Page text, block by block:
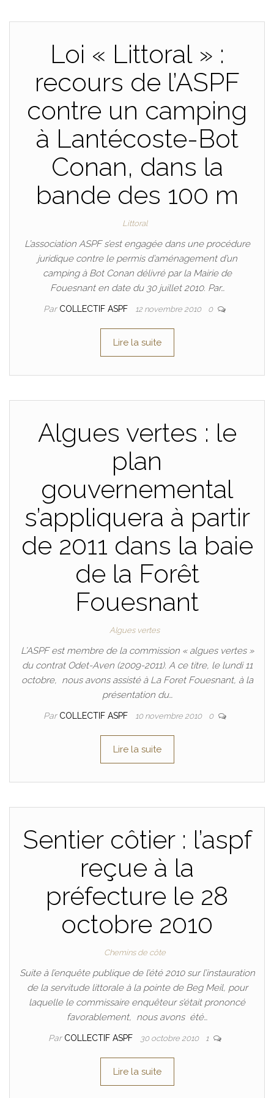
Loi « Littoral » :
recours de l’ASPF
contre un camping
à Lantécoste-Bot
Conan, dans la
bande des 100 m
Littoral
L’association ASPF s’est engagée dans une procédure
juridique contre le permis d’aménagement d’un
camping à Bot Conan délivré par la Mairie de
Fouesnant en date du 30 juillet 2010. Par…
Par COLLECTIF ASPF 12 novembre 2010 0
Lire la suite
Algues vertes : le
plan
gouvernemental
s’appliquera à partir
de 2011 dans la baie
de la Forêt
Fouesnant
Algues vertes
L’ASPF est membre de la commission « algues vertes »
du contrat Odet-Aven (2009-2011). A ce titre, le lundi 11
octobre, nous avons assisté à La Foret Fouesnant, à la
présentation du…
Par COLLECTIF ASPF 10 novembre 2010 0
Lire la suite
Sentier côtier : l’aspf
reçue à la
préfecture le 28
octobre 2010
Chemins de côte
Suite à l’enquête publique de l’été 2010 sur l’instauration
de la servitude littorale à la pointe de Beg Meil, pour
laquelle le commissaire enquêteur s’était prononcé
favorablement, nous avons été…
Par COLLECTIF ASPF 30 octobre 2010 1
Lire la suite